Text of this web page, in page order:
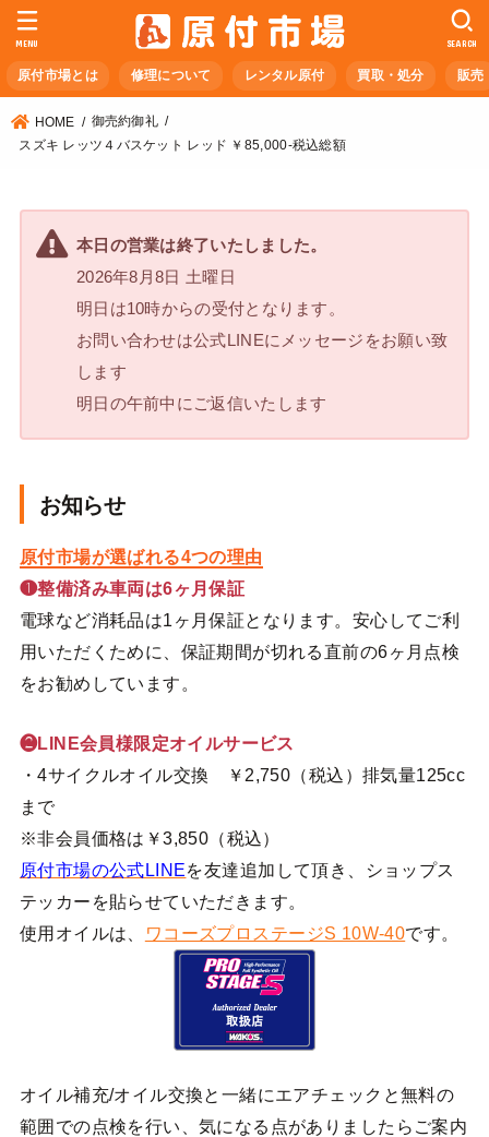
原付市場とは 修理について レンタル原付 買取・処分 販売
SEARCH
MENU
HOME
御売約御礼
スズキ レッツ４バスケット レッド ￥85,000-税込総額
本日の営業は終了いたしました。
2026年8月8日 土曜日
明日は10時からの受付となります。
お問い合わせは公式LINEにメッセージをお願い致
します
明日の午前中にご返信いたします
お知らせ
原付市場が選ばれる4つの理由
❶整備済み車両は6ヶ月保証
電球など消耗品は1ヶ月保証となります。安心してご利
用いただくために、保証期間が切れる直前の6ヶ月点検
をお勧めしています。
❷LINE会員様限定オイルサービス
・4サイクルオイル交換 ￥2,750（税込）排気量125cc
まで
※非会員価格は￥3,850（税込）
原付市場の公式LINEを友達追加して頂き、ショップス
テッカーを貼らせていただきます。
使用オイルは、
ワコーズプロステージS 10W-40です。
オイル補充/オイル交換と一緒にエアチェックと無料の
範囲での点検を行い、気になる点がありましたらご案内